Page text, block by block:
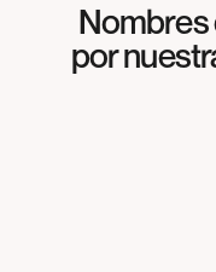
Nombres
por
NAMING
NAMING